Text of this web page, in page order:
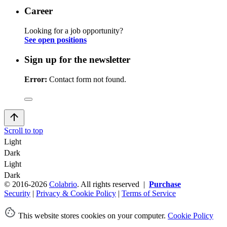
Career
Looking for a job opportunity?
See open positions
Sign up for the newsletter
Error: Contact form not found.
Scroll to top
Light
Dark
Light
Dark
© 2016-2026 Colabrio. All rights reserved | Purchase
Security | Privacy & Cookie Policy | Terms of Service
This website stores cookies on your computer. Cookie Policy